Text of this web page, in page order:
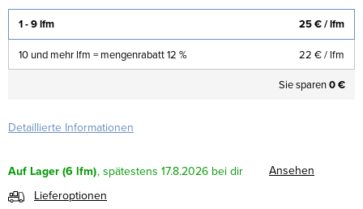
1 - 9 lfm 25 €/ lfm
10 und mehr lfm = mengenrabatt 12 % 22 €/ lfm
Sie sparen0 €
Detaillierte Informationen
Auf Lager(6 lfm) 17.8.2026
Ansehen
Lieferoptionen